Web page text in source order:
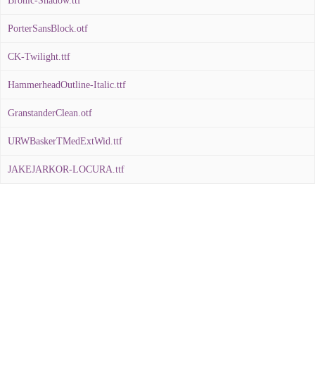
PorterSansBlock.otf
CK-Twilight.ttf
HammerheadOutline-Italic.ttf
GranstanderClean.otf
URWBaskerTMedExtWid.ttf
JAKEJARKOR-LOCURA.ttf